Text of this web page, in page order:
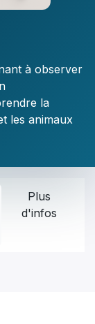
à observer
la
les animaux
Plus
d'infos